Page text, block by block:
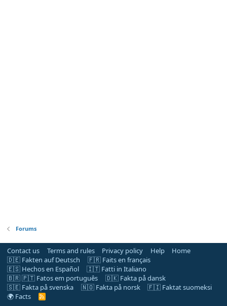
Forums
Contact us Terms and rules Privacy policy Help
Home
🇩🇪 Fakten auf Deutsch
🇫🇷 Faits en français
🇪🇸 Hechos en Español
🇮🇹 Fatti in Italiano
🇧🇷 🇵🇹 Fatos em português
🇩🇰 Fakta på dansk
🇸🇪 Fakta på svenska
🇳🇴 Fakta på norsk
🇫🇮 Faktat suomeksi
🌍 Facts
R